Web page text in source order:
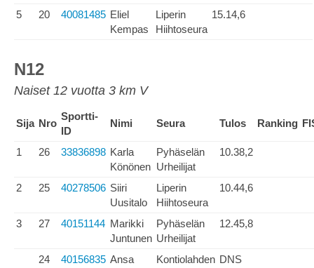
5 20 40081485 Eliel
Kempas
Liperin
Hiihtoseura
15.14,6
N12
Naiset 12 vuotta 3 km V
Sija Nro
Sportti-
ID
Nimi Seura Tulos Ranking
1 26 33836898 Karla
Könönen
Pyhäselän
Urheilijat
10.38,2
2 25 40278506 Siiri
Uusitalo
Liperin
Hiihtoseura
10.44,6
3 27 40151144 Marikki
Juntunen
Pyhäselän
Urheilijat
12.45,8
24 40156835 Ansa Kontiolahden DNS